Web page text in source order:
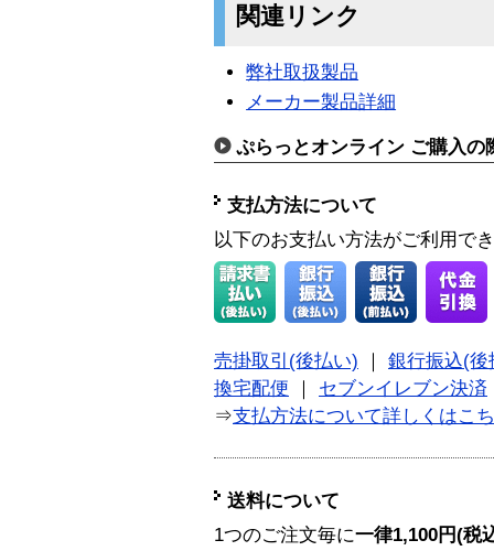
関連リンク
弊社取扱製品
メーカー製品詳細
ぷらっとオンライン ご購入の
支払方法について
以下のお支払い方法がご利用で
売掛取引(後払い)
銀行振込(後
換宅配便
セブンイレブン決済
⇒支払方法について詳しくはこ
送料について
1つのご注文毎に一律1,100円(税